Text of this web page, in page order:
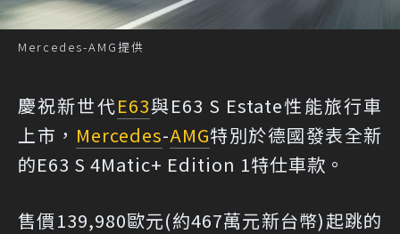
Mercedes-AMG提供
慶祝新世代E63與E63 S Estate性能旅行車
上市， Mercedes-AMG特別於德國發表全新
的E63 S 4Matic+ Edition 1特仕車款。
售價139,980歐元(約467萬元新台幣)起跳的